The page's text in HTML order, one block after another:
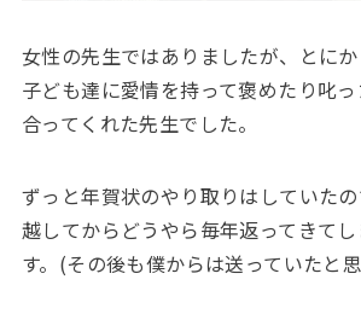
女性の先生ではありましたが、とにか
子ども達に愛情を持って褒めたり叱
合ってくれた先生でした。
ずっと年賀状のやり取りはしていた
越してからどうやら毎年返ってきて
す。(その後も僕からは送っていたと